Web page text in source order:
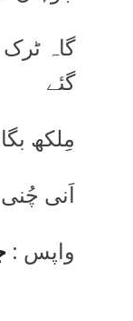
گاہ ٹرک
گئے
مِلکھ
اَنی
واپس :